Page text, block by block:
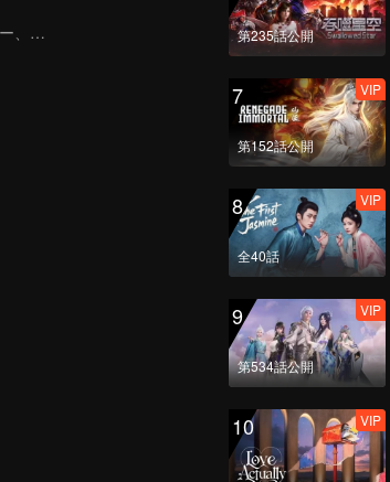
マインドベンダー、無名の存在から君主へ
第235話公開
7
第152話公開
VIP
8
全40話
VIP
9
第534話公開
VIP
10 VIP